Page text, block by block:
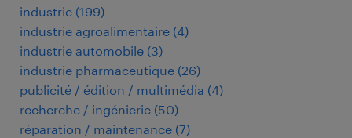
industrie (199)
industrie agroalimentaire (4)
industrie automobile (3)
industrie pharmaceutique (26)
publicité / édition / multimédia (4)
recherche / ingénierie (50)
réparation / maintenance (7)